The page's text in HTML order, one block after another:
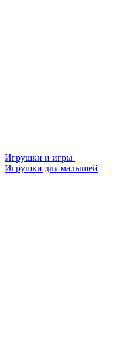
Игрушки и игры
Игрушки для малышей